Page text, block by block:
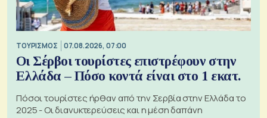
ΤΟΥΡΙΣΜΟΣ 07.08.2026, 07:00
Οι Σέρβοι τουρίστες επιστρέφουν στην
Ελλάδα – Πόσο κοντά είναι στο 1 εκατ.
Πόσοι τουρίστες ήρθαν από την Σερβία στην Ελλάδα το
2025 - Οι διανυκτερεύσεις και η μέση δαπάνη